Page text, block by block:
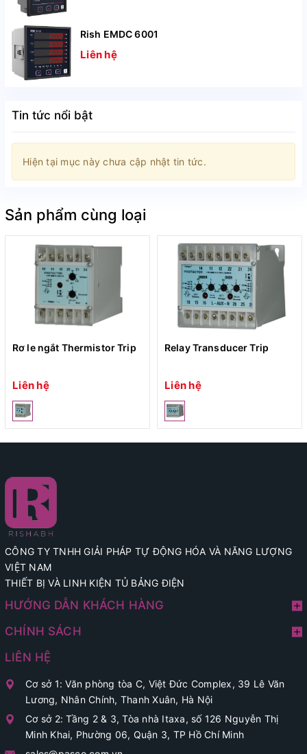
Rish EMDC 6001
Liên hệ
Tin tức nổi bật
Hiện tại mục này chưa cập nhật tin tức.
Sản phẩm cùng loại
Rơ le ngắt Thermistor Trip
Liên hệ
Relay Transducer Trip
Liên hệ
CÔNG TY TNHH GIẢI PHÁP TỰ ĐỘNG HÓA VÀ NĂNG LƯỢNG
VIỆT NAM
THIẾT BỊ VÀ LINH KIỆN TỦ BẢNG ĐIỆN
HƯỚNG DẪN KHÁCH HÀNG
CHÍNH SÁCH
LIÊN HỆ
Cơ sở 1: Văn phòng tòa C, Việt Đức Complex, 39 Lê Văn
Lương, Nhân Chính, Thanh Xuân, Hà Nội
Cơ sở 2: Tầng 2 & 3, Tòa nhà Itaxa, số 126 Nguyễn Thị
Minh Khai, Phường 06, Quận 3, TP Hồ Chí Minh